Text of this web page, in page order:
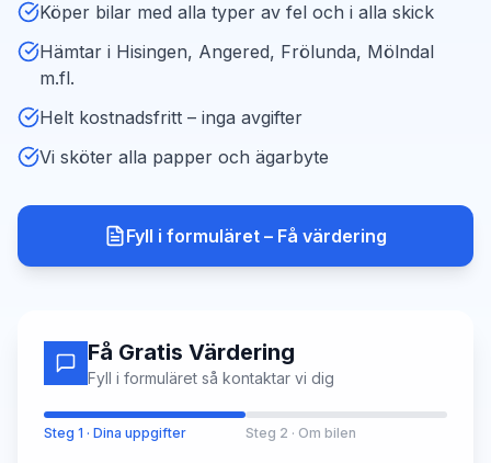
Köper bilar med alla typer av fel och i alla skick
Hämtar i Hisingen, Angered, Frölunda, Mölndal
m.fl.
Helt kostnadsfritt – inga avgifter
Vi sköter alla papper och ägarbyte
Fyll i formuläret – Få värdering
Få Gratis Värdering
Fyll i formuläret så kontaktar vi dig
Steg 1 · Dina uppgifter Steg 2 · Om bilen